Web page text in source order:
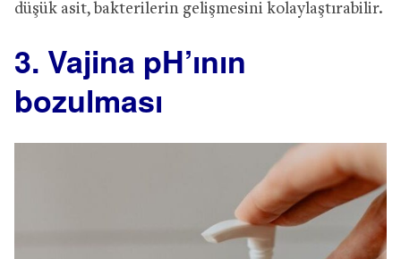
düşük asit, bakterilerin gelişmesini kolaylaştırabilir.
3. Vajina pH’ının
bozulması